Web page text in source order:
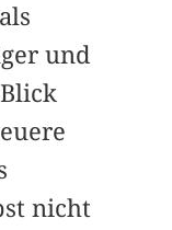
und
nicht